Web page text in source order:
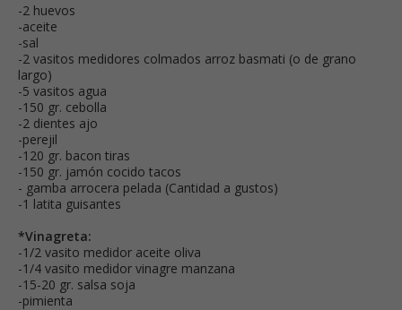
-2 huevos
-aceite
-sal
-2 vasitos medidores colmados arroz basmati (o de grano
largo)
-5 vasitos agua
-150 gr. cebolla
-2 dientes ajo
-perejil
-120 gr. bacon tiras
-150 gr. jamón cocido tacos
- gamba arrocera pelada (Cantidad a gustos)
-1 latita guisantes
*Vinagreta:
-1/2 vasito medidor aceite oliva
-1/4 vasito medidor vinagre manzana
-15-20 gr. salsa soja
-pimienta